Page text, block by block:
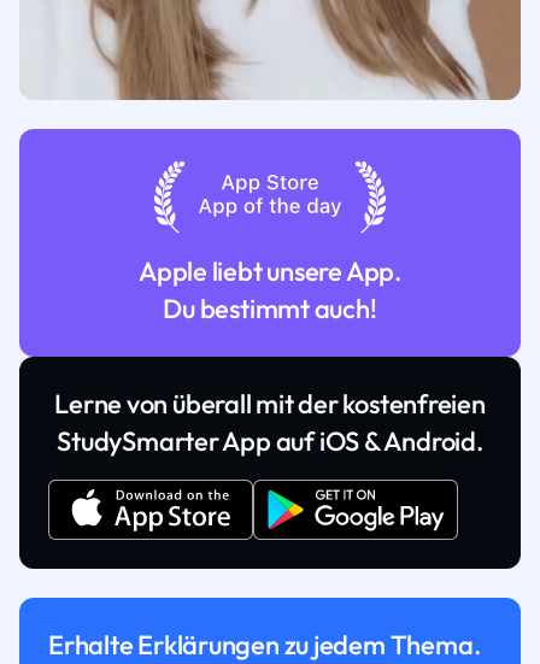
Apple liebt unsere App.
Du bestimmt auch!
Lerne von überall mit der kostenfreien
StudySmarter App auf iOS & Android.
Erhalte Erklärungen zu jedem Thema.